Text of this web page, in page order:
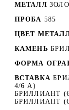
МЕТАЛЛ
ПРОБА 585
ЦВЕТ
КАМЕНЬ
ФОРМА
ВСТАВКА
4/6 А)
БРИЛЛИАНТ
БРИЛЛИАНТ